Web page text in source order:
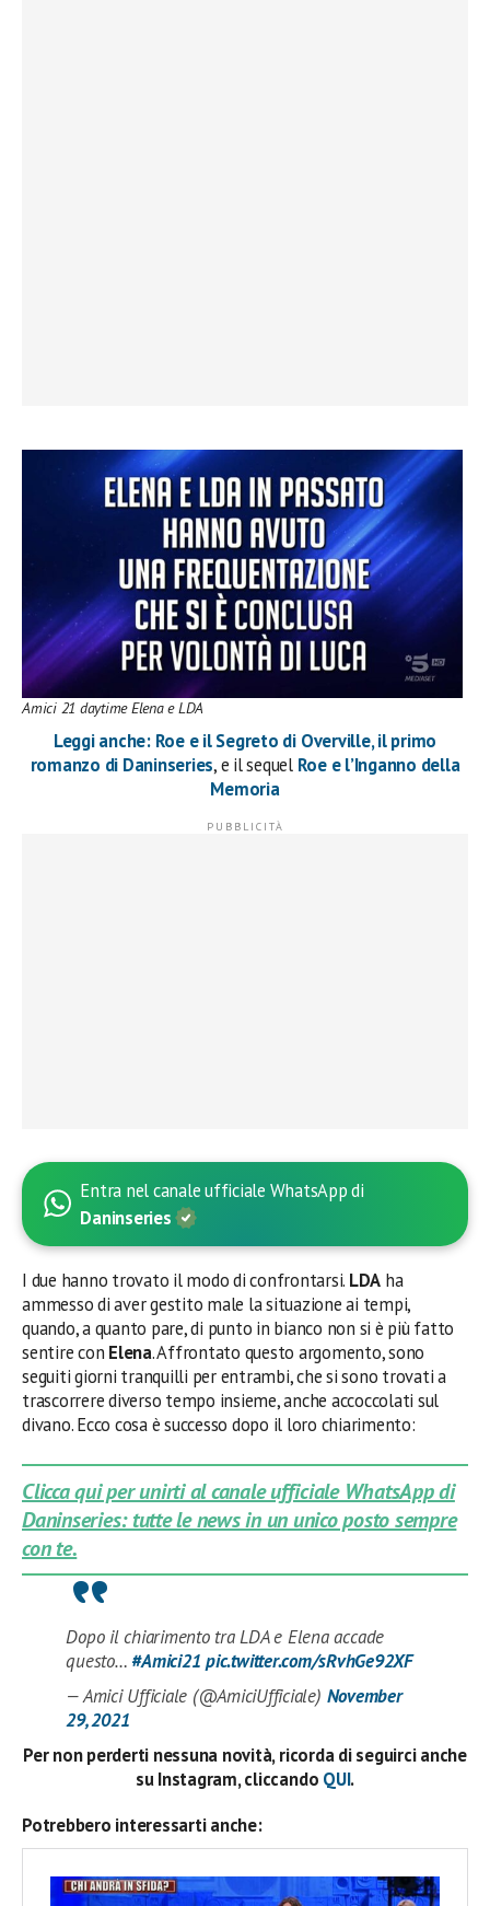
Amici 21 daytime Elena e LDA
Leggi anche: Roe e il Segreto di Overville, il primo
romanzo di Daninseries, e il sequel Roe e l’Inganno della
Memoria
Entra nel canale ufficiale WhatsApp di
Daninseries
I due hanno trovato il modo di confrontarsi. LDA ha
ammesso di aver gestito male la situazione ai tempi,
quando, a quanto pare, di punto in bianco non si è più fatto
sentire con Elena. Affrontato questo argomento, sono
seguiti giorni tranquilli per entrambi, che si sono trovati a
trascorrere diverso tempo insieme, anche accoccolati sul
divano. Ecco cosa è successo dopo il loro chiarimento:
Clicca qui per unirti al canale ufficiale WhatsApp di
Daninseries: tutte le news in un unico posto sempre
con te.
Dopo il chiarimento tra LDA e Elena accade
questo… #Amici21 pic.twitter.com/sRvhGe92XF
— Amici Ufficiale (@AmiciUfficiale) November
29, 2021
Per non perderti nessuna novità, ricorda di seguirci anche
su Instagram, cliccando QUI.
Potrebbero interessarti anche: